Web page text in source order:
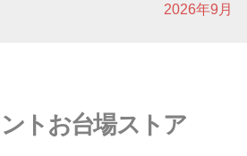
2026年9月
トお台場ストア